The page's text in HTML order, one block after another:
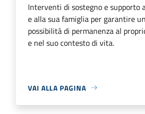
Interventi di sostegno e supporto
e alla sua famiglia per garantire
possibilità di permanenza al
e nel suo contesto di vita.
VAI ALLA PAGINA